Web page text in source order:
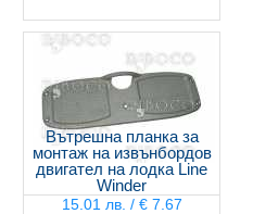
Вътрешна планка за
монтаж на извънбордов
двигател на лодка Line
Winder
15.01 лв. / € 7.67